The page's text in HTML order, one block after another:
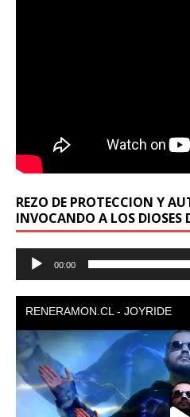
REZO DE PROTECCION Y
INVOCANDO A LOS DIOSES
Reproductor
00:00